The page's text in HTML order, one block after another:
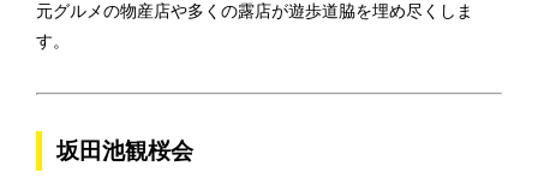
元グルメの物産店や多くの露店が遊歩道脇を埋め尽くしま
す。
坂田池観桜会